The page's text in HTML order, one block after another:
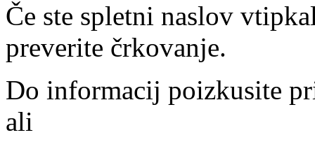
Če ste spletni naslov
preverite črkovanje.
Do informacij poizkusite
ali